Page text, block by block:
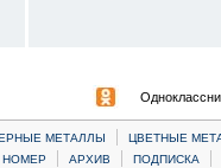
МЕТАЛЛЫ |
ЦВЕТНЫЕ
НОМЕР | АРХИВ | ПОДПИСКА |